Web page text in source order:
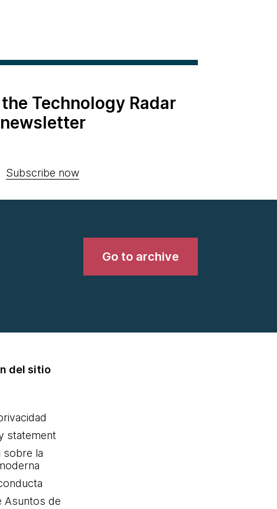
Technology Radar
newsletter
Subscribe now
Go to archive
del sitio
statement
sobre la
Asuntos de